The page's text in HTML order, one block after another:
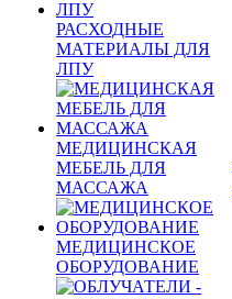
РАСХОДНЫЕ
МАТЕРИАЛЫ ДЛЯ
ЛПУ
МЕДИЦИНСКАЯ
МЕБЕЛЬ ДЛЯ
МАССАЖА
МЕДИЦИНСКОЕ
ОБОРУДОВАНИЕ